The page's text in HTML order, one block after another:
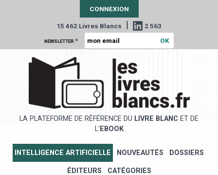
CONNEXION
15 462 Livres Blancs | 2 563
NEWSLETTER *
LA PLATEFORME DE RÉFÉRENCE DU LIVRE BLANC ET DE
L' EBOOK
INTELLIGENCE ARTIFICIELLE NOUVEAUTÉS DOSSIERS
ÉDITEURS CATÉGORIES